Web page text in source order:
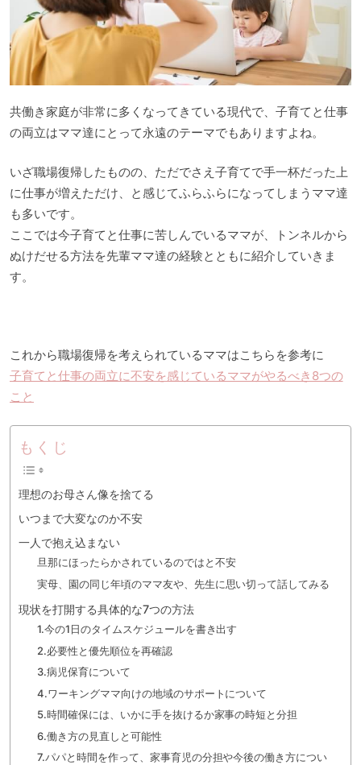
共働き家庭が非常に多くなってきている現代で、子育てと仕事
の両立はママ達にとって永遠のテーマでもありますよね。
いざ職場復帰したものの、ただでさえ子育てで手一杯だった上
に仕事が増えただけ、と感じてふらふらになってしまうママ達
も多いです。
ここでは今子育てと仕事に苦しんでいるママが、トンネルから
ぬけだせる方法を先輩ママ達の経験とともに紹介していきま
す。
これから職場復帰を考えられているママはこちらを参考に
子育てと仕事の両立に不安を感じているママがやるべき8つの
こと
もくじ
理想のお母さん像を捨てる
いつまで大変なのか不安
一人で抱え込まない
旦那にほったらかされているのではと不安
実母、園の同じ年頃のママ友や、先生に思い切って話してみる
現状を打開する具体的な7つの方法
1.今の1日のタイムスケジュールを書き出す
2.必要性と優先順位を再確認
3.病児保育について
4.ワーキングママ向けの地域のサポートについて
5.時間確保には、いかに手を抜けるか家事の時短と分担
6.働き方の見直しと可能性
7.パパと時間を作って、家事育児の分担や今後の働き方につい